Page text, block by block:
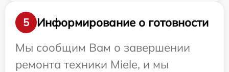
5
Информирование о готовности
Мы сообщим Вам о завершении
ремонта техники Miele, и мы